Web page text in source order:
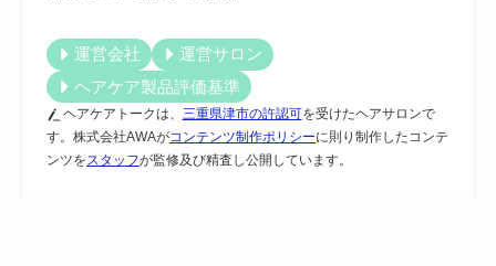
運営会社
運営サロン
ヘアケア製品評価基準
ヘアケアトークは、 三重県津市の許認可を受けたヘアサロンで
す。株式会社AWAがコンテンツ制作ポリシーに則り制作したコンテ
ンツをスタッフが監修及び精査し公開しています。